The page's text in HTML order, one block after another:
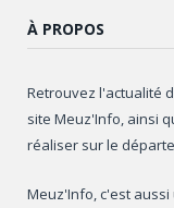
À PROPOS
Retrouvez l'actualité
site Meuz'Info, ainsi
réaliser sur le
Meuz'Info, c'est